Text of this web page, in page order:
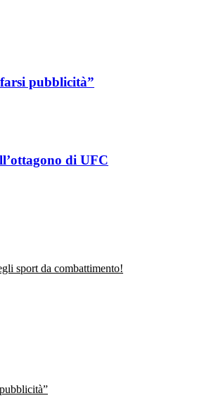
pubblicità”
di UFC
sport da combattimento!